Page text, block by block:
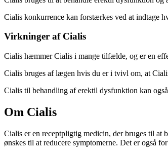
Cialis konkurrence kan forstærkes ved at indtage
Virkninger af Cialis
Cialis hæmmer Cialis i mange tilfælde, og er en
Cialis bruges af lægen hvis du er i tvivl om, at
Cialis til behandling af erektil dysfunktion kan
Om Cialis
Cialis er en receptpligtig medicin, der bruges til at
ønskes til at reducere symptomerne. Det er også